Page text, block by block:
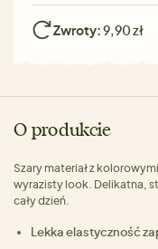
Zwroty:9,90 zł
O produkcie
Szary materiał z
wyrazisty look. Delikatna,
cały dzień.
Lekka elastyczność